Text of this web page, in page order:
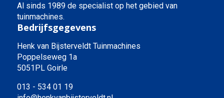
Al sinds 1989 de specialist op het gebied van
tuinmachines.
Bedrijfsgegevens
Henk van Bijsterveldt Tuinmachines
Poppelseweg 1a
5051PL Goirle
013 - 534 01 19